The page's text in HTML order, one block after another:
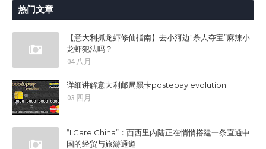
热门文章
【意大利抓龙虾修仙指南】去小河边“杀人夺宝”麻辣小
龙虾犯法吗？
04 八月
详细讲解意大利邮局黑卡postepay evolution
03 四月
“I Care China”：西西里内陆正在悄悄搭建一条直通中
国的经贸与旅游通道